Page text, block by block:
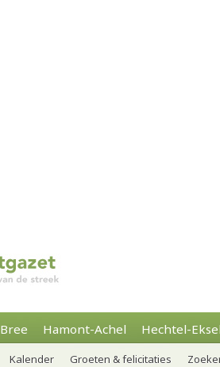
Bree Hamont-Achel Hechtel-
Kalender Groeten & felicitaties